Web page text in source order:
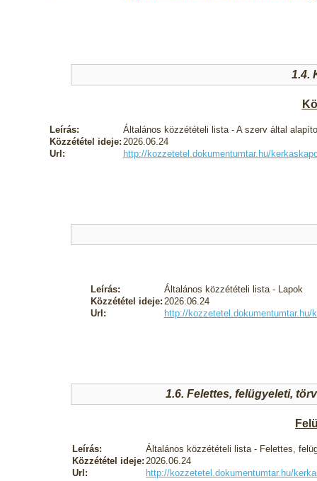
1.4.
Leírás:
Általános közzétételi lista - A szerv által
Közzététel ideje: 2026.06.24
Url:
http://kozzetetel.dokumentumtar.hu/
Leírás:
Általános közzétételi lista - Lapok
Közzététel ideje: 2026.06.24
Url:
http://kozzetetel.dokumentumtar.hu/
1.6. Felettes, felügyeleti,
Leírás:
Általános közzétételi lista - Felettes,
Közzététel ideje: 2026.06.24
Url:
http://kozzetetel.dokumentumtar.hu/